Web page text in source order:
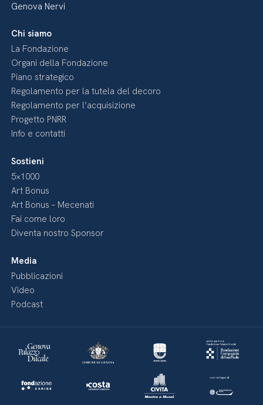
Genova Nervi
Chi siamo
La Fondazione
Organi della Fondazione
Piano strategico
Regolamento per la tutela del decoro
Regolamento per l’acquisizione
Progetto PNRR
Info e contatti
Sostieni
5×1000
Art Bonus
Art Bonus – Mecenati
Fai come loro
Diventa nostro Sponsor
Media
Pubblicazioni
Video
Podcast